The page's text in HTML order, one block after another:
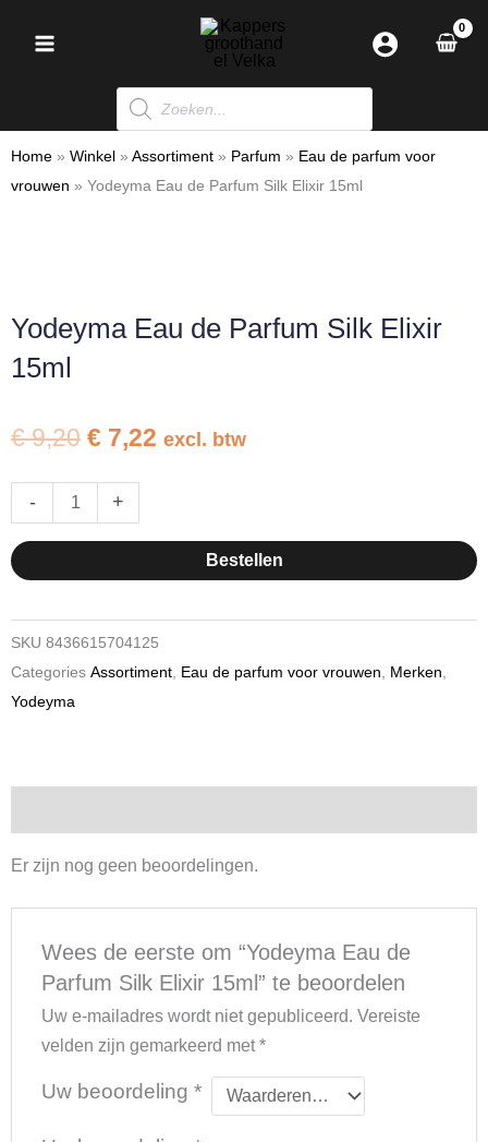
Producten
zoeken
Home » Winkel » Assortiment » Parfum » Eau de parfum voor
vrouwen » Yodeyma Eau de Parfum Silk Elixir 15ml
Yodeyma Eau de Parfum Silk Elixir
15ml
€9,20 Oorspronkelijke
was:
€ 9,20.
€ 7,22 Huidige
excl. btw
-
Yodeyma
Eau
de
Parfum
Elixir
15ml
hoeveelheid
+
Bestellen
SKU 8436615704125
Categories Assortiment, Eau de parfum voor vrouwen, Merken,
Yodeyma
Er zijn nog geen beoordelingen.
Wees de eerste om “Yodeyma Eau de
Parfum Silk Elixir 15ml” te beoordelen
Uw e-mailadres wordt niet gepubliceerd. Vereiste
velden zijn gemarkeerd met*
Uw beoordeling *